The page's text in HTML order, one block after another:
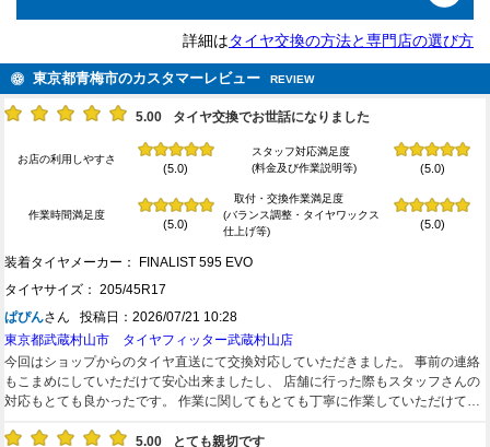
詳細はタイヤ交換の方法と専門店の選び方
東京都青梅市のカスタマーレビュー REVIEW
5.00 タイヤ交換でお世話になりました
お店の利用しやすさ
(5.0)
スタッフ対応満足度
(料金及び作業説明等)
(5.0)
作業時間満足度
(5.0)
取付・交換作業満足度
(バランス調整・タイヤワックス
仕上げ等)
(5.0)
装着タイヤメーカー： FINALIST 595 EVO
タイヤサイズ： 205/45R17
ぱぴんさん 投稿日：2026/07/21 10:28
東京都武蔵村山市 タイヤフィッター武蔵村山店
今回はショップからのタイヤ直送にて交換対応していただきました。 事前の連絡
もこまめにしていただけて安心出来ましたし、 店舗に行った際もスタッフさんの
対応もとても良かったです。 作業に関してもとても丁寧に作業していただけて信
ありがとうございました。
5.00 とても親切です